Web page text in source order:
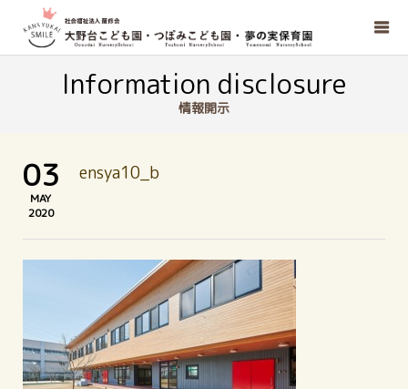
Information disclosure
情報開示
03
MAY
2020
ensya10_b